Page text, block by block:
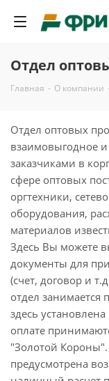
Отдел
Главная - О компании -
Отдел оптовых
взаимовыгодное и
заказчиками в
сфере оптовых
оргтехники,
оборудования,
материалов
Здесь Вы можете
документы для
(счет, договор и
отдел занимается
здесь
оплате
"Золотой
предусмотрена